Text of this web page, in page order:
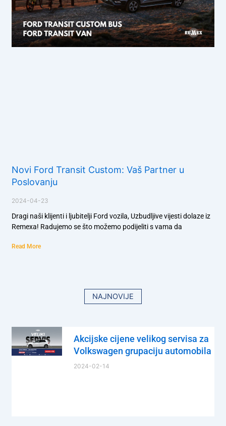
Novi Ford Transit Custom: Vaš Partner u
Poslovanju
2024-04-23
Dragi naši klijenti i ljubitelji Ford vozila, Uzbudljive vijesti dolaze iz
Remexa! Radujemo se što možemo podijeliti s vama da
Read More
NAJNOVIJE
Akcijske cijene velikog servisa za
Volkswagen grupaciju automobila
2024-02-14